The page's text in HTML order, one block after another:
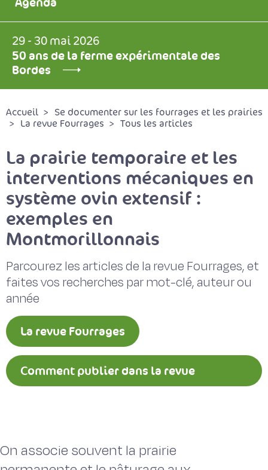
29 - 30 mai 2026
50 ans de la ferme expérimentale des
Bordes
Accueil
Se documenter sur les fourrages et les prairies
La revue Fourrages
Tous les articles
La prairie temporaire et les
interventions mécaniques en
système ovin extensif :
exemples en
Montmorillonnais
Parcourez les articles de la revue Fourrages, et
faites vos recherches par mot-clé, auteur ou
année
La revue Fourrages
Comment publier dans la revue
On associe souvent la prairie